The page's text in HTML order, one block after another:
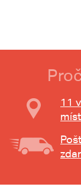
11
míst